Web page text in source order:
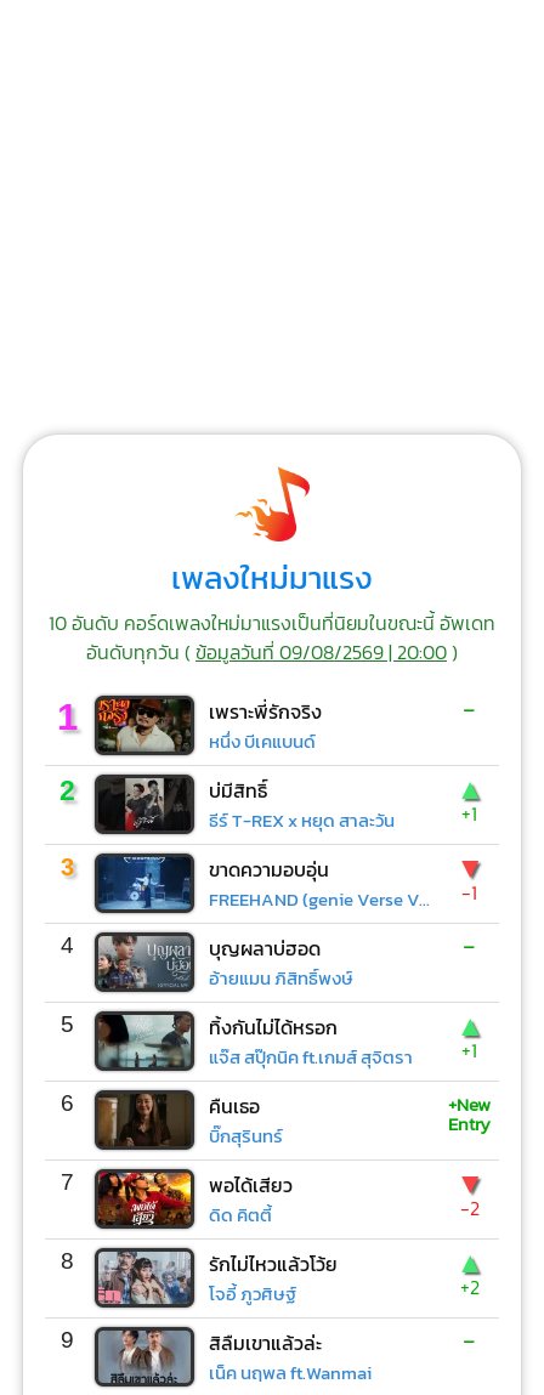
เพลงใหม่มาแรง
10 อันดับ คอร์ดเพลงใหม่มาแรงเป็นที่นิยมในขณะนี้ อัพเดท
อันดับทุกวัน (ข้อมูลวันที่ 09/08/2569 | 20:00)
1 เพราะพี่รักจริง
หนึ่ง บีเคแบนด์
-
2 บ่มีสิทธิ์
ธีร์ T-REX x หยุด สาละวัน
▲
+1
3 ขาดความอบอุ่น
FREEHAND (genie Verse Vol.1)
▼
-1
4 บุญผลาบ่ฮอด
อ้ายแมน ภิสิทธิ์พงษ์
-
5 ทิ้งกันไม่ได้หรอก
แจ๊ส สปุ๊กนิค ft.เกมส์ สุจิตรา
▲
+1
6 คืนเธอ
บิ๊กสุรินทร์
+New
Entry
7 พอได้เสียว
ดิด คิตตี้
▼
-2
8 รักไม่ไหวแล้วโว้ย
โจอี้ ภูวศิษฐ์
▲
+2
9 สิลืมเขาแล้วล่ะ
เน็ค นฤพล ft.Wanmai
-